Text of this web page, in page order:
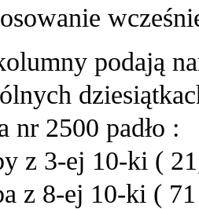
podają
nr 2500 padło :
z 3-ej 10-ki (
z 8-ej 10-ki (